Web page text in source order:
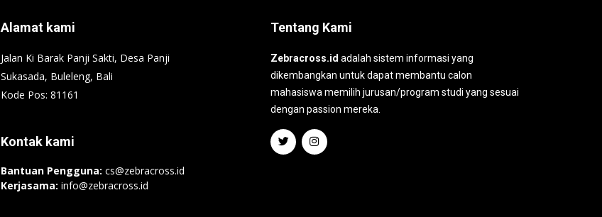
Alamat kami
Jalan Ki Barak Panji Sakti, Desa Panji
Sukasada, Buleleng, Bali
Kode Pos: 81161
Kontak kami
Bantuan Pengguna: cs@zebracross.id
Kerjasama: info@zebracross.id
Tentang Kami
Zebracross.id adalah sistem informasi yang
dikembangkan untuk dapat membantu calon
mahasiswa memilih jurusan/program studi yang sesuai
dengan passion mereka.